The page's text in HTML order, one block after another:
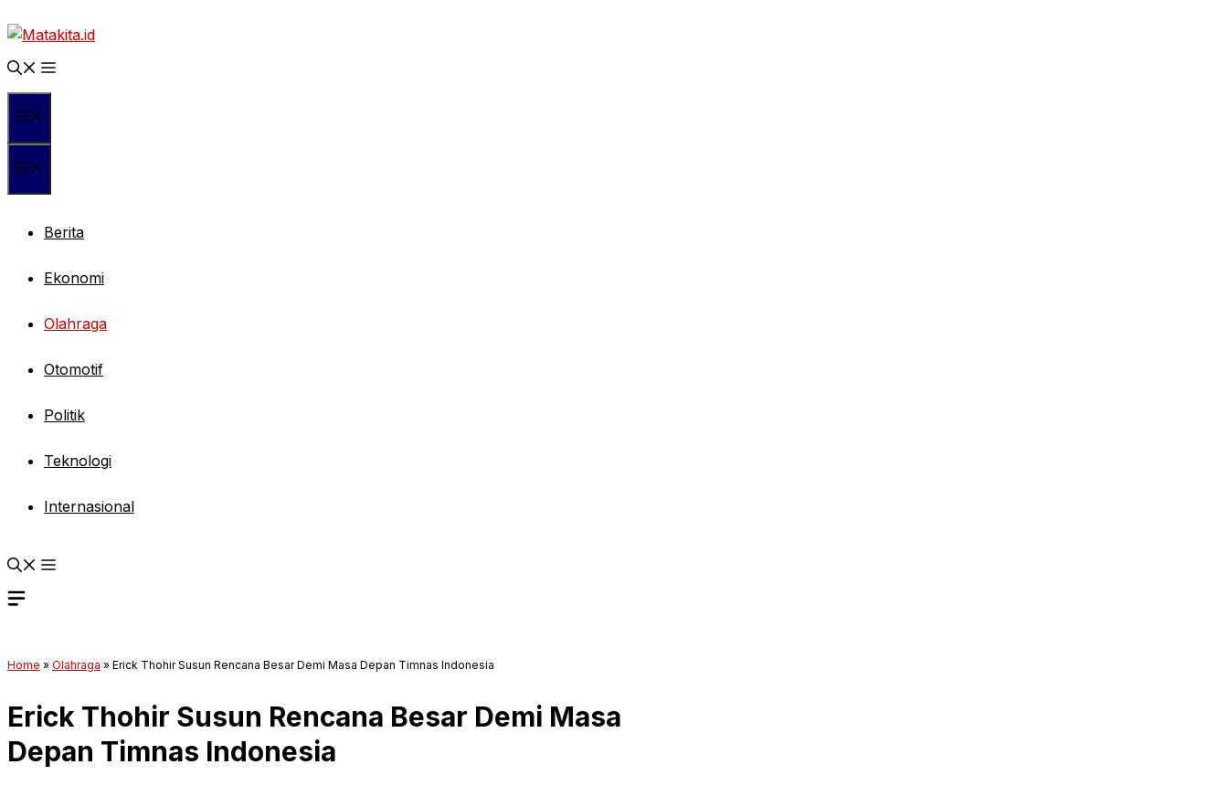
ke
isi
Berita
Ekonomi
Olahraga
Otomotif
Politik
Teknologi
Internasional
Home » Olahraga » Erick Thohir Susun Rencana Besar Demi Masa Depan Timnas Indonesia
Erick Thohir Susun Rencana Besar Demi Masa
Depan Timnas Indonesia